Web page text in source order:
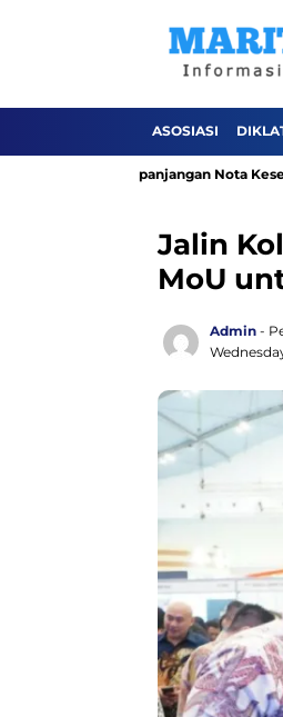
ASOSIASI
Perpanjangan Nota
Jalin
MoU
Admin -